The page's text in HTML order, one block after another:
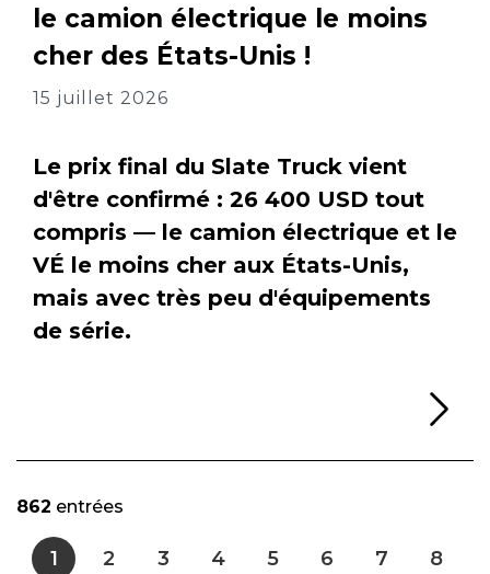
le camion électrique le moins
cher des États-Unis !
15 juillet 2026
Le prix final du Slate Truck vient
d'être confirmé : 26 400 USD tout
compris — le camion électrique et le
VÉ le moins cher aux États-Unis,
mais avec très peu d'équipements
de série.
862 entrées
1 2 3 4 5 6 7 8